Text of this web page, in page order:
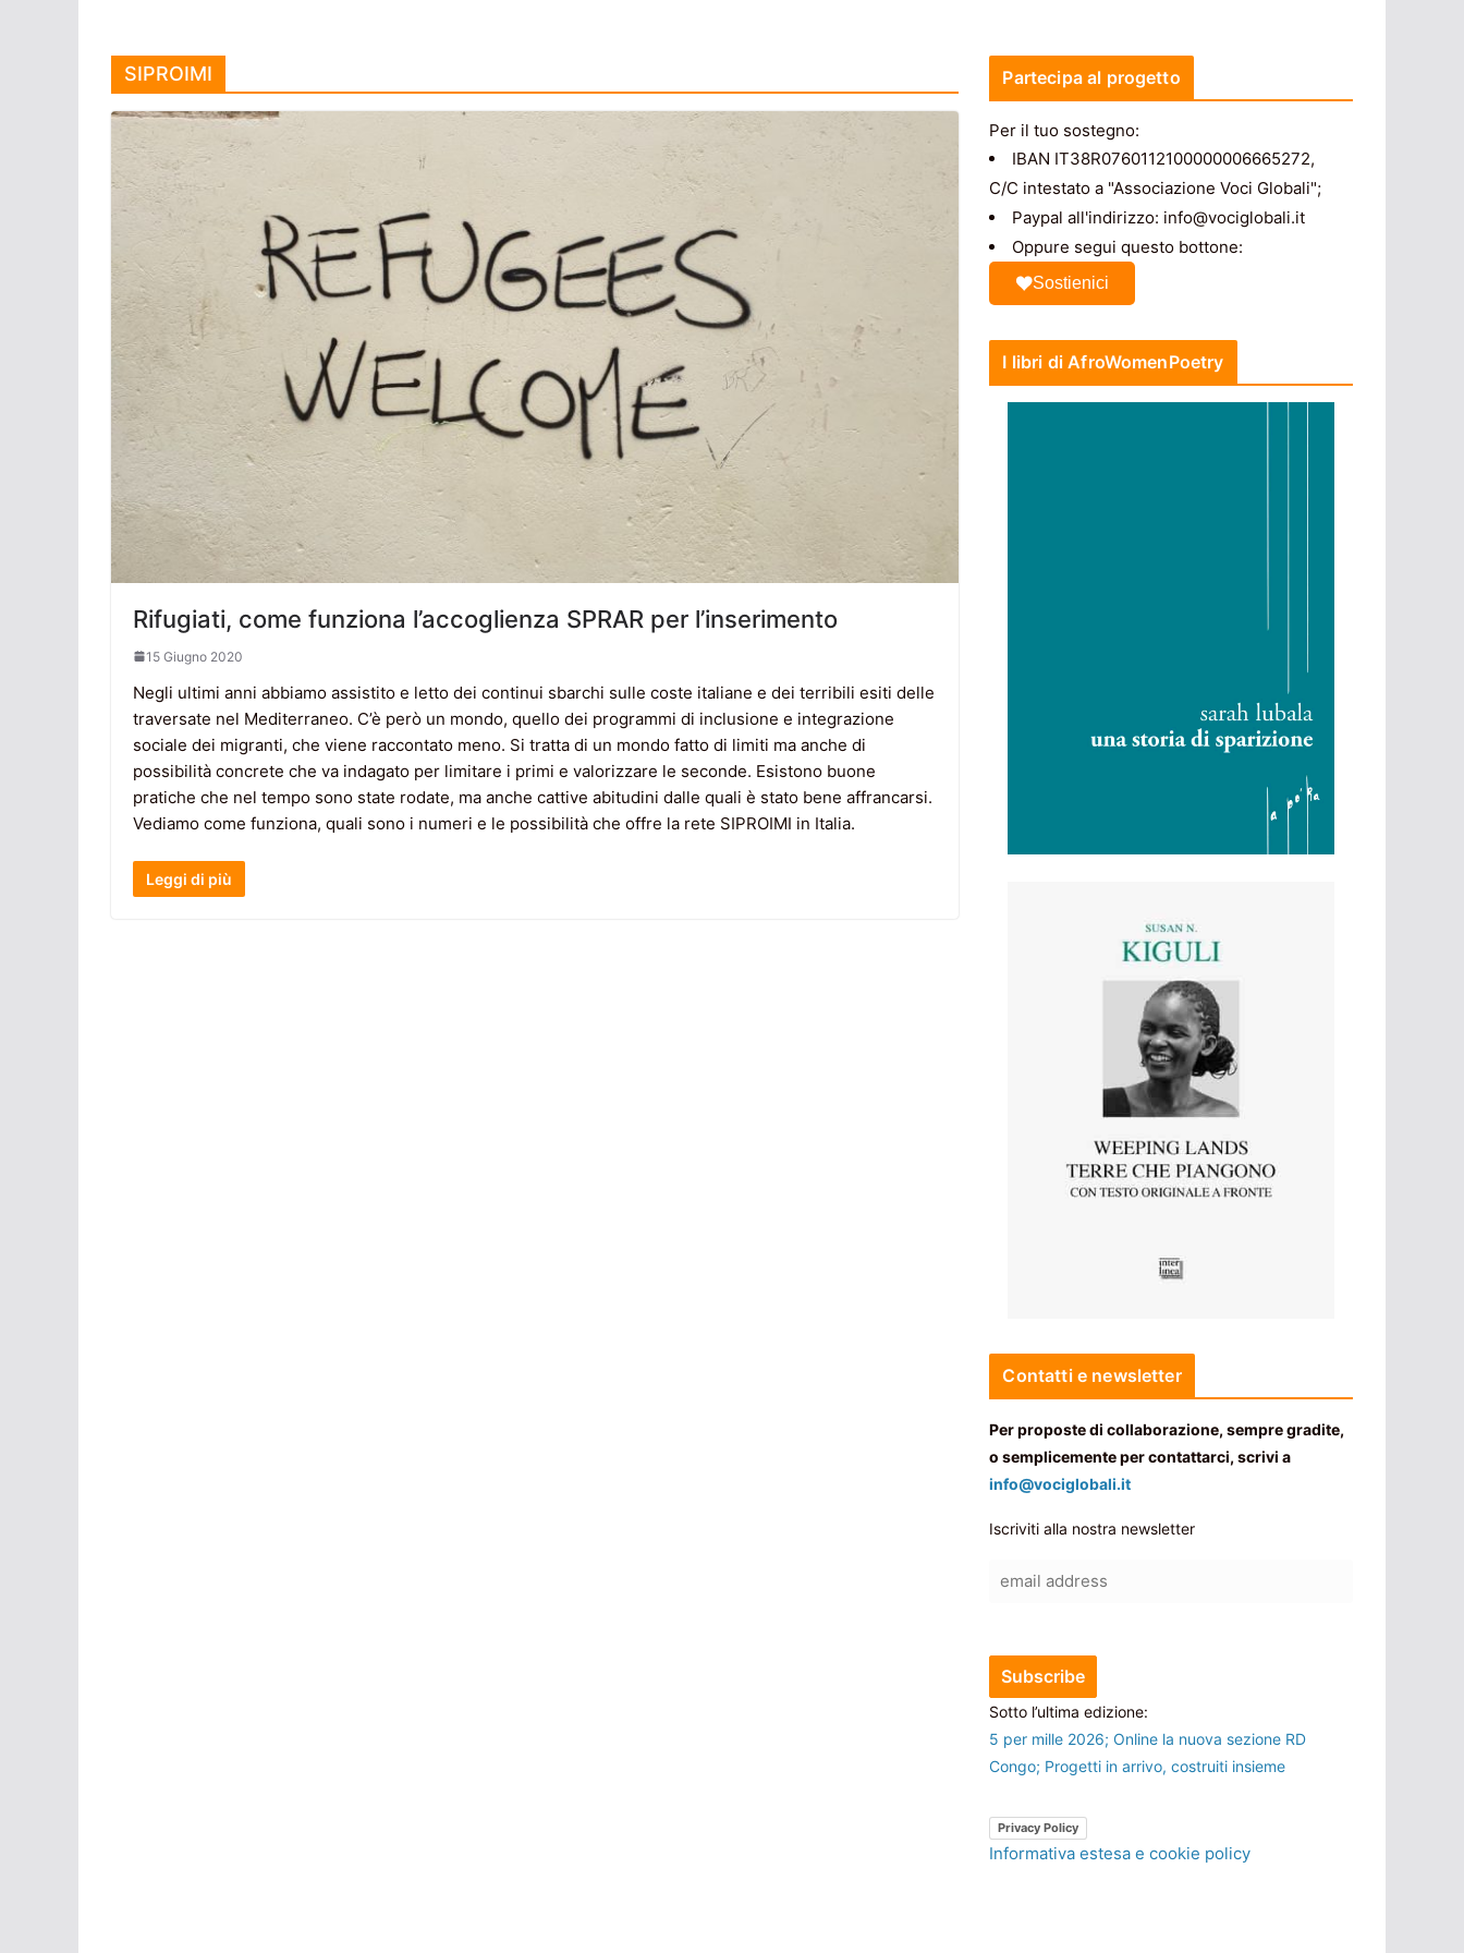
SIPROIMI
Rifugiati, come funziona l’accoglienza SPRAR per l’inserimento
15 Giugno 2020
Negli ultimi anni abbiamo assistito e letto dei continui sbarchi sulle coste italiane e dei terribili esiti delle
traversate nel Mediterraneo. C’è però un mondo, quello dei programmi di inclusione e integrazione
sociale dei migranti, che viene raccontato meno. Si tratta di un mondo fatto di limiti ma anche di
possibilità concrete che va indagato per limitare i primi e valorizzare le seconde. Esistono buone
pratiche che nel tempo sono state rodate, ma anche cattive abitudini dalle quali è stato bene affrancarsi.
Vediamo come funziona, quali sono i numeri e le possibilità che offre la rete SIPROIMI in Italia.
Leggi di più
Partecipa al progetto
Per il tuo sostegno:
IBAN IT38R0760112100000006665272,
C/C intestato a "Associazione Voci Globali";
Paypal all'indirizzo: info@vociglobali.it
Oppure segui questo bottone:
Sostienici
I libri di AfroWomenPoetry
Contatti e newsletter
Per proposte di collaborazione, sempre gradite,
o semplicemente per contattarci, scrivi a
info@vociglobali.it
Iscriviti alla nostra newsletter
Sotto l’ultima edizione:
5 per mille 2026; Online la nuova sezione RD
Congo; Progetti in arrivo, costruiti insieme
Privacy Policy
Informativa estesa e cookie policy